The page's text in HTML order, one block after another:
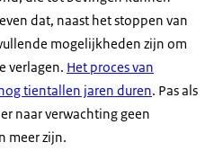
dat, naast het stoppen van
mogelijkheden zijn om
verlagen. Het proces van
tientallen jaren duren. Pas als
naar verwachting geen
meer zijn.